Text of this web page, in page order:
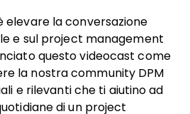
elevare la conversazione
e sul project management
questo videocast come
la nostra community DPM
e rilevanti che ti aiutino ad
di un project